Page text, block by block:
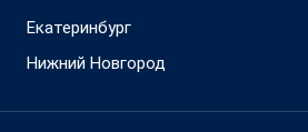
Екатеринбург
Нижний Новгород